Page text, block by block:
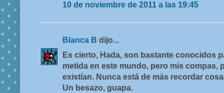
10 de noviembre de 2011 a las 19:45
Blanca B dijo...
Es cierto, Hada, son bastante conocidos
metida en este mundo, pero mis compas,
existían. Nunca está de más recordar
Un besazo, guapa.